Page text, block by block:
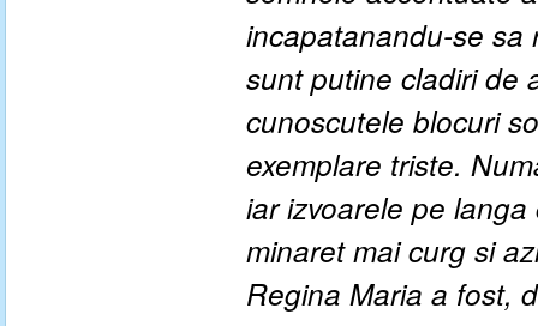
incapatanandu-se sa
sunt putine cladiri de
cunoscutele blocuri
exemplare triste.
iar izvoarele pe
minaret mai curg si
Regina Maria a fost,